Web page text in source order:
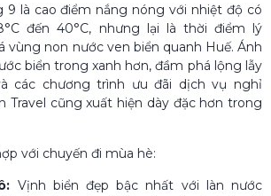
9 là cao điểm nắng nóng với nhiệt độ có
đến 40°C, nhưng lại là thời điểm lý
vùng non nước ven biển quanh Huế. Ánh
biển trong xanh hơn, đầm phá lộng lẫy
các chương trình ưu đãi dịch vụ nghỉ
Travel cũng xuất hiện dày đặc hơn trong
với chuyến đi mùa hè:
Vịnh biển đẹp bậc nhất với làn nước